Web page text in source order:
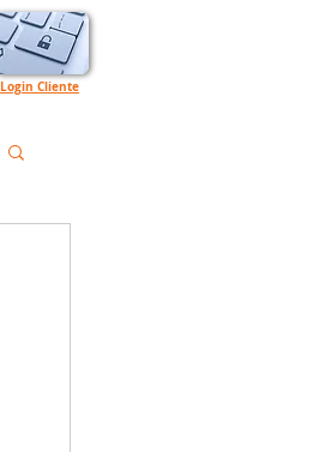
Login Cliente